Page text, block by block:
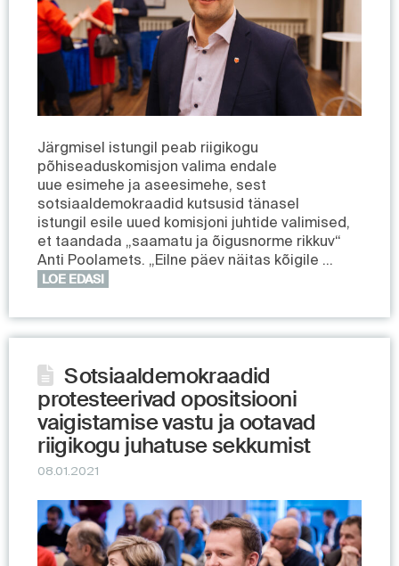
Järgmisel istungil peab riigikogu
põhiseaduskomisjon valima endale
uue esimehe ja aseesimehe, sest
sotsiaaldemokraadid kutsusid tänasel
istungil esile uued komisjoni juhtide valimised,
et taandada „saamatu ja õigusnorme rikkuv“
Anti Poolamets. „Eilne päev näitas kõigile …
LOE EDASI
Sotsiaaldemokraadid
protesteerivad opositsiooni
vaigistamise vastu ja ootavad
riigikogu juhatuse sekkumist
08.01.2021